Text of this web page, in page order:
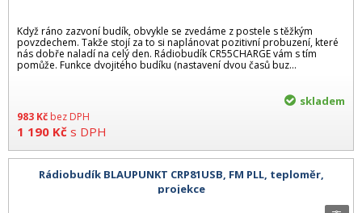
Když ráno zazvoní budík, obvykle se zvedáme z postele s těžkým
povzdechem. Takže stojí za to si naplánovat pozitivní probuzení, které
nás dobře naladí na celý den. Rádiobudík CR55CHARGE vám s tím
pomůže. Funkce dvojitého budíku (nastavení dvou časů buz...
983 Kč bez DPH
1 190 Kč s DPH
skladem
Rádiobudík BLAUPUNKT CRP81USB, FM PLL, teploměr,
projekce